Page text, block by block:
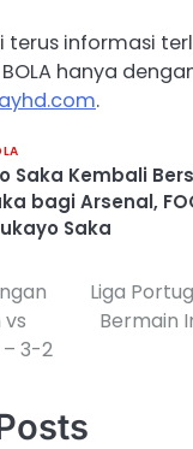
terus informasi
BOLA hanya
.
Saka Kembali
bagi Arsenal,
Saka
3-2
Liga
Bermain